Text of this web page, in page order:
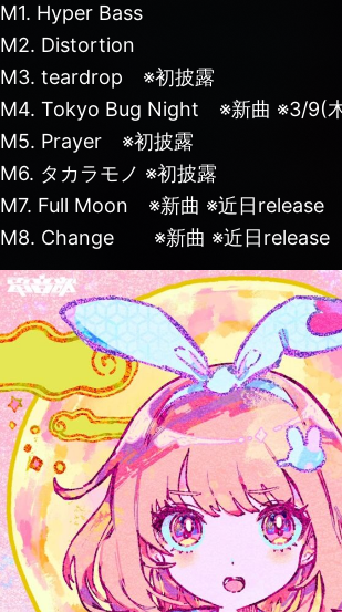
M1. Hyper Bass
M2. Distortion
M3. teardrop ※初披露
M4. Tokyo Bug Night ※新曲 ※3/9(
M5. Prayer ※初披露
M6. タカラモノ ※初披露
M7. Full Moon ※新曲 ※近日release
M8. Change ※新曲 ※近日release
PREV